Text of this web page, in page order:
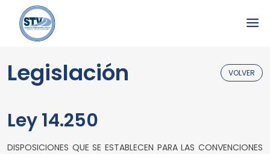
Legislación VOLVER
Ley 14.250
DISPOSICIONES QUE SE ESTABLECEN PARA LAS CONVENCIONES